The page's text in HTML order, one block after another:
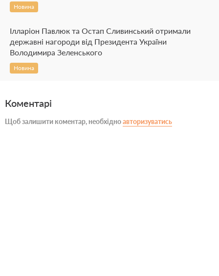
Новина
Ілларіон Павлюк та Остап Сливинський отримали
державні нагороди від Президента України
Володимира Зеленського
Новина
Коментарі
Щоб залишити коментар, необхідноавторизуватись